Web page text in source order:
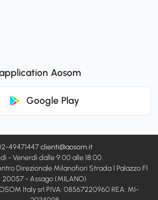
Aosom
Google Play
49471447clienti@aosom.it
- Venerdì dalle 9:00 alle 18:00.
Direzionale Milanofiori Strada 1 Palazzo F1
20057 - Assago (MILANO)
Italy srl PIVA: 08567220960 REA: MI-